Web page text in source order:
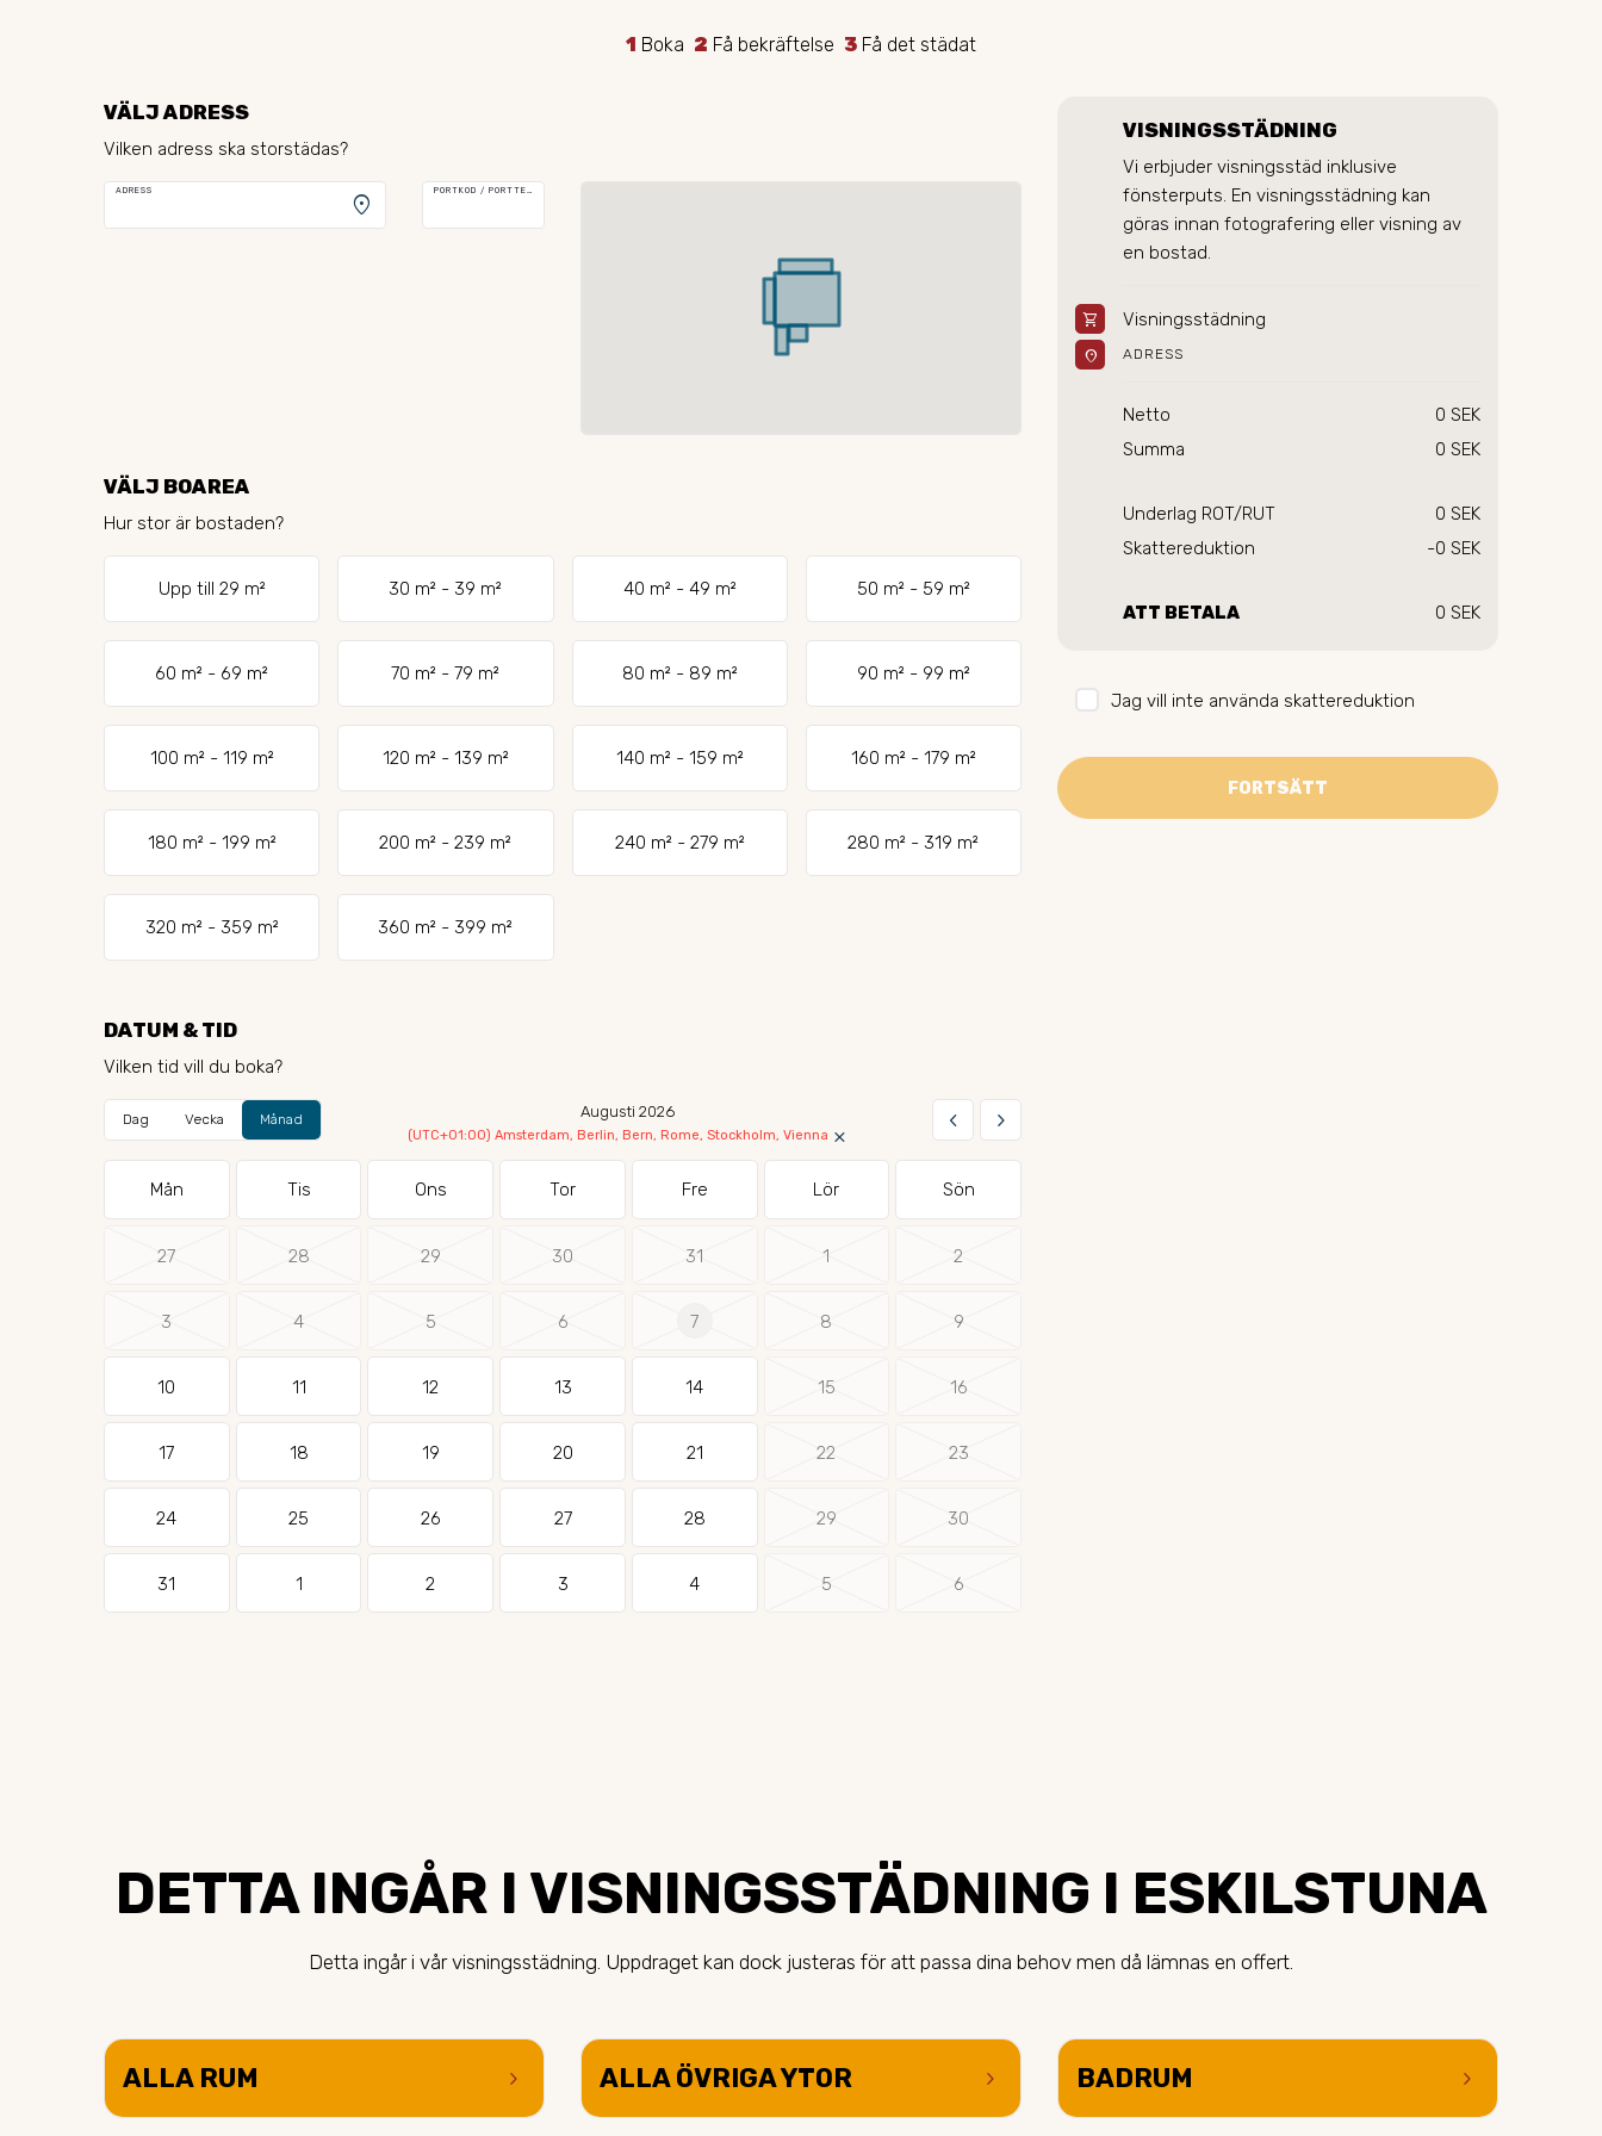
1 Boka 2 Få bekräftelse 3 Få det städat
VÄLJ ADRESS
Vilken adress ska storstädas?
ADRESS
location_on
PORTKOD / PORTTELEFON
VÄLJ BOAREA
Hur stor är bostaden?
Upp till 29 m² 30 m² - 39 m² 40 m² - 49 m² 50 m² - 59 m²
60 m² - 69 m² 70 m² - 79 m² 80 m² - 89 m² 90 m² - 99 m²
100 m² - 119 m² 120 m² - 139 m² 140 m² - 159 m² 160 m² - 179 m²
180 m² - 199 m² 200 m² - 239 m² 240 m² - 279 m² 280 m² - 319 m²
320 m² - 359 m² 360 m² - 399 m²
DATUM & TID
Vilken tid vill du boka?
Dag Vecka Månad Augusti 2026
(UTC+01:00) Amsterdam, Berlin, Bern, Rome, Stockholm, Vienna ×
keyboard_arrow_left keyboard_arrow_right
Mån Tis Ons Tor Fre Lör Sön
27 28 29 30 31 1 2
3 4 5 6 7 8 9
10 11 12 13 14 15 16
17 18 19 20 21 22 23
24 25 26 27 28 29 30
31 1 2 3 4 5 6
VISNINGSSTÄDNING
Vi erbjuder visningsstäd inklusive
fönsterputs. En visningsstädning kan
göras innan fotografering eller visning av
en bostad.
shopping_cart Visningsstädning
location_on ADRESS
Netto
0 SEK
Summa
0 SEK
Underlag ROT/RUT
0 SEK
Skattereduktion
-0 SEK
ATT BETALA 0 SEK
Jag vill inte använda skattereduktion
FORTSÄTT
DETTA INGÅR I VISNINGSSTÄDNING I ESKILSTUNA
Detta ingår i vår visningsstädning. Uppdraget kan dock justeras för att passa dina behov men då lämnas en offert.
keyboard_arrow_right
ALLA RUM keyboard_arrow_right
ALLA ÖVRIGA YTOR keyboard_arrow_right
BADRUM